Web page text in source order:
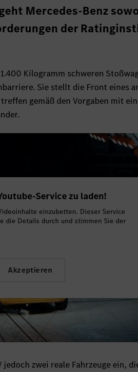
Mercedes-Benz
der
Kilogramm schweren
Sie stellt die Front eines
gemäß den Vorgaben mit
Service zu laden!
einzubetten. Dieser Service
die Details durch und stimmen Sie der
Akzeptieren
jedoch zwei reale Fahrzeuge ein,